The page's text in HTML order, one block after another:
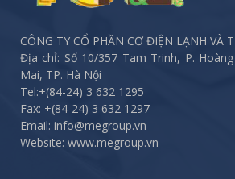
CÔNG TY CỔ PHẦN CƠ ĐIỆN LẠNH VÀ
Địa chỉ: Số 10/357 Tam Trinh, P.
Mai, TP. Hà Nội
Tel:+(84-24) 3 632 1295
Fax: +(84-24) 3 632 1297
Email: info@megroup.vn
Website: www.megroup.vn